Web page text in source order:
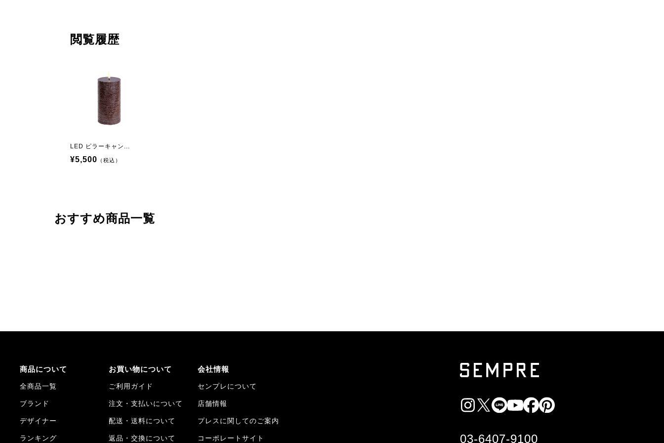
閲覧履歴
LED ピラーキャン...
¥5,500 （税込）
おすすめ商品一覧
商品について
全商品一覧
ブランド
デザイナー
ランキング
お買い物について
ご利用ガイド
注文・支払いについて
配送・送料について
返品・交換について
会社情報
センプレについて
店舗情報
プレスに関してのご案内
コーポレートサイト 03-6407-9100